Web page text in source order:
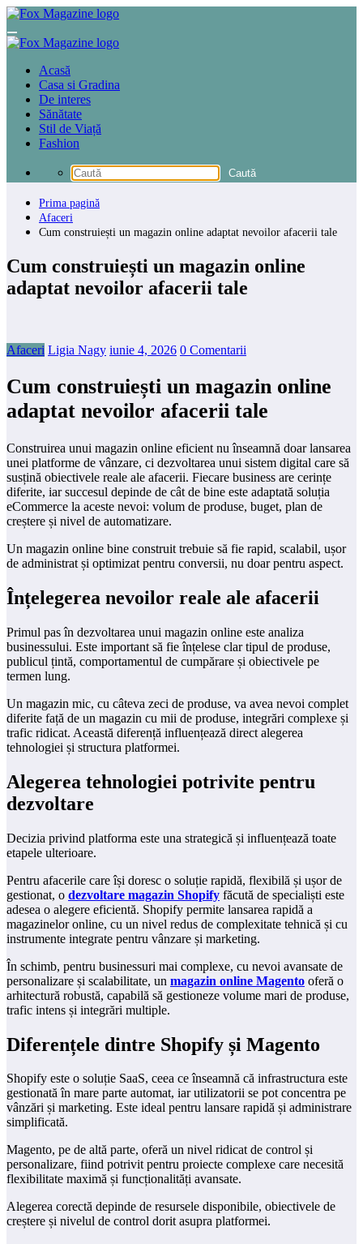
Sari
conținut
Acasă
Casa si Gradina
De interes
Sănătate
Stil de Viață
Fashion
Prima pagină
Afaceri
Cum construiești un magazin online adaptat nevoilor afacerii tale
Cum construiești un magazin online
adaptat nevoilor afacerii tale
Afaceri Ligia Nagy iunie 4, 2026 0 Comentarii
Cum construiești un magazin online
adaptat nevoilor afacerii tale
Construirea unui magazin online eficient nu înseamnă doar lansarea
unei platforme de vânzare, ci dezvoltarea unui sistem digital care să
susțină obiectivele reale ale afacerii. Fiecare business are cerințe
diferite, iar succesul depinde de cât de bine este adaptată soluția
eCommerce la aceste nevoi: volum de produse, buget, plan de
creștere și nivel de automatizare.
Un magazin online bine construit trebuie să fie rapid, scalabil, ușor
de administrat și optimizat pentru conversii, nu doar pentru aspect.
Înțelegerea nevoilor reale ale afacerii
Primul pas în dezvoltarea unui magazin online este analiza
businessului. Este important să fie înțelese clar tipul de produse,
publicul țintă, comportamentul de cumpărare și obiectivele pe
termen lung.
Un magazin mic, cu câteva zeci de produse, va avea nevoi complet
diferite față de un magazin cu mii de produse, integrări complexe și
trafic ridicat. Această diferență influențează direct alegerea
tehnologiei și structura platformei.
Alegerea tehnologiei potrivite pentru
dezvoltare
Decizia privind platforma este una strategică și influențează toate
etapele ulterioare.
Pentru afacerile care își doresc o soluție rapidă, flexibilă și ușor de
gestionat, o dezvoltare magazin Shopify făcută de specialiști este
adesea o alegere eficientă. Shopify permite lansarea rapidă a
magazinelor online, cu un nivel redus de complexitate tehnică și cu
instrumente integrate pentru vânzare și marketing.
În schimb, pentru businessuri mai complexe, cu nevoi avansate de
personalizare și scalabilitate, un magazin online Magento oferă o
arhitectură robustă, capabilă să gestioneze volume mari de produse,
trafic intens și integrări multiple.
Diferențele dintre Shopify și Magento
Shopify este o soluție SaaS, ceea ce înseamnă că infrastructura este
gestionată în mare parte automat, iar utilizatorii se pot concentra pe
vânzări și marketing. Este ideal pentru lansare rapidă și administrare
simplificată.
Magento, pe de altă parte, oferă un nivel ridicat de control și
personalizare, fiind potrivit pentru proiecte complexe care necesită
flexibilitate maximă și funcționalități avansate.
Alegerea corectă depinde de resursele disponibile, obiectivele de
creștere și nivelul de control dorit asupra platformei.